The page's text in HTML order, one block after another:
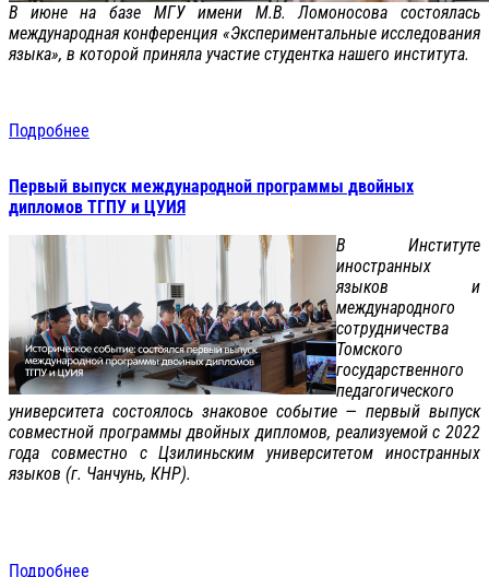
В июне на базе МГУ имени М.В. Ломоносова состоялась
международная конференция «Экспериментальные исследования
языка», в которой приняла участие студентка нашего института.
Подробнее
Первый выпуск международной программы двойных
дипломов ТГПУ и ЦУИЯ
В Институте
иностранных
языков и
международного
сотрудничества
Томского
государственного
педагогического
университета состоялось знаковое событие — первый выпуск
совместной программы двойных дипломов, реализуемой с 2022
года совместно с Цзилиньским университетом иностранных
языков (г. Чанчунь, КНР).
Подробнее